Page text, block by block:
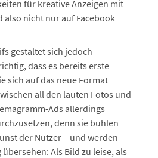
für kreative Anzeigen mit
also nicht nur auf Facebook
gestaltet sich jedoch
dass es bereits erste
sich auf das neue Format
all den lauten Fotos und
Ads allerdings
denn sie buhlen
der Nutzer – und werden
Als Bild zu leise, als